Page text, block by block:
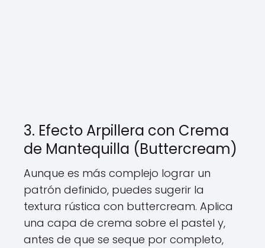
3. Efecto Arpillera con Crema
de Mantequilla (Buttercream)
Aunque es más complejo lograr un
patrón definido, puedes sugerir la
textura rústica con buttercream. Aplica
una capa de crema sobre el pastel y,
antes de que se seque por completo,